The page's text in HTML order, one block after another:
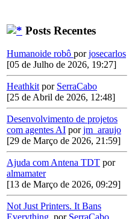
Posts Recentes
Humanoide robô porjosecarlos
[05 de Julho de 2026, 19:27]
Heathkit por SerraCabo
[25 de Abril de 2026, 12:48]
Desenvolvimento de projetos
com agentes AI porjm_araujo
[29 de Março de 2026, 21:59]
Ajuda com Antena TDT por
almamater
[13 de Março de 2026, 09:29]
Not Just Printers. It Bans